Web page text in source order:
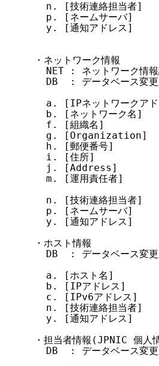
n. [技術連絡担当者]
p. [ネームサーバ]
y. [通知アドレス]
・ネットワーク情報
NET : ネットワーク情
DB  : データベース
a. [IPネットワークア
b. [ネットワーク名]
f. [組織名]
g. [Organization]
h. [郵便番号]
i. [住所]
j. [Address]
m. [運用責任者]
n. [技術連絡担当者]
p. [ネームサーバ]
y. [通知アドレス]
・ホスト情報
DB  : データベース
a. [ホスト名]
b. [IPアドレス]
c. [IPv6アドレス]
n. [技術連絡担当者]
y. [通知アドレス]
・担当者情報(JPNIC 個人
DB  : データベース